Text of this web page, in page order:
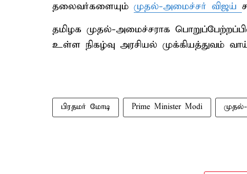
தலைவர்களையும் முதல்-அமைச்சர் விஜய்
தமிழக முதல்-அமைச்சராக
உள்ள நிகழ்வு அரசியல் முக்கியத்துவம்
பிரதமர் மோடி Prime Minister Modi